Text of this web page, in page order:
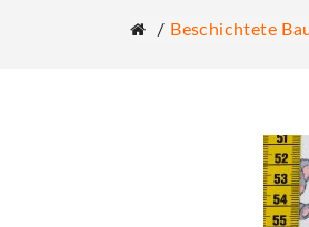
Beschichtete